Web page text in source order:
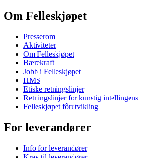
Om Felleskjøpet
Presserom
Aktiviteter
Om Felleskjøpet
Bærekraft
Jobb i Felleskjøpet
HMS
Etiske retningslinjer
Retningslinjer for kunstig intellingens
Felleskjøpet fôrutvikling
For leverandører
Info for leverandører